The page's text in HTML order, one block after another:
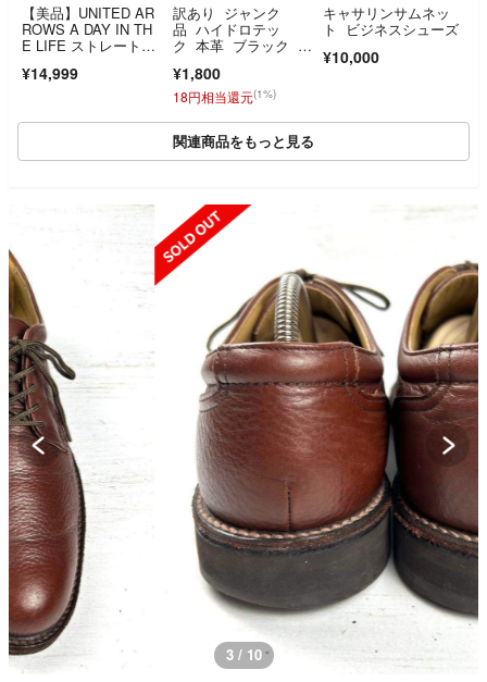
【美品】UNITED AR
ROWS A DAY IN TH
E LIFE ストレートチ
ナイテッドアローズ
¥14,999
訳あり ジャンク
品 ハイドロテッ
ク 本革 ブラック 26
ト まとめ売り
¥1,800
18円相当還元(1%)
キャサリンサムネッ
ト ビジネスシューズ
¥10,000
関連商品をもっと見る
SOLD OUT
3 / 10